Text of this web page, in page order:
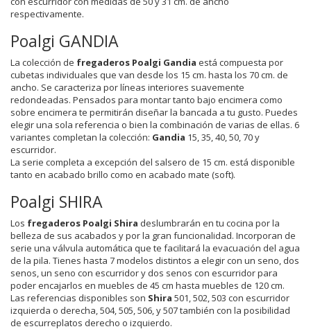
respectivamente.
Poalgi GANDIA
La colección de fregaderos Poalgi Gandia está compuesta por
cubetas individuales que van desde los 15 cm. hasta los 70 cm. de
ancho. Se caracteriza por líneas interiores suavemente
redondeadas. Pensados para montar tanto bajo encimera como
sobre encimera te permitirán diseñar la bancada a tu gusto. Puedes
elegir una sola referencia o bien la combinación de varias de ellas. 6
variantes completan la colección: Gandia 15, 35, 40, 50, 70 y
escurridor.
La serie completa a excepción del salsero de 15 cm. está disponible
tanto en acabado brillo como en acabado mate (soft).
Poalgi SHIRA
Los fregaderos Poalgi Shira deslumbrarán en tu cocina por la
belleza de sus acabados y por la gran funcionalidad. Incorporan de
serie una válvula automática que te facilitará la evacuación del agua
de la pila. Tienes hasta 7 modelos distintos a elegir con un seno, dos
senos, un seno con escurridor y dos senos con escurridor para
poder encajarlos en muebles de 45 cm hasta muebles de 120 cm.
Las referencias disponibles son Shira 501, 502, 503 con escurridor
izquierda o derecha, 504, 505, 506, y 507 también con la posibilidad
de escurreplatos derecho o izquierdo.